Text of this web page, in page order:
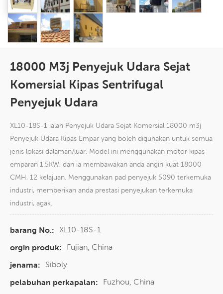
18000 M3j Penyejuk Udara Sejat
Komersial Kipas Sentrifugal
Penyejuk Udara
XL10-18S-1 ialah Penyejuk Udara Sejat Komersial 18000 m3j
Penyejuk Udara Kipas Empar yang boleh digunakan untuk semua
jenis lokasi dalaman/luar. Model ini menggunakan motor kipas
emparan 1.5KW, dan ia membawakan anda angin kuat 18000
CMH, 12 kelajuan. Menggunakan pad penyejuk 5090 terkemuka
industri, memberikan anda prestasi penyejukan terkemuka
industri, agak.
barang No.: XL10-18S-1
orgin produk:
Fujian, China
jenama:
Siboly
pelabuhan perkapalan:
Fuzhou, China